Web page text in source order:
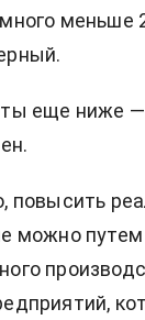
меньше
еще ниже
повысить
можно